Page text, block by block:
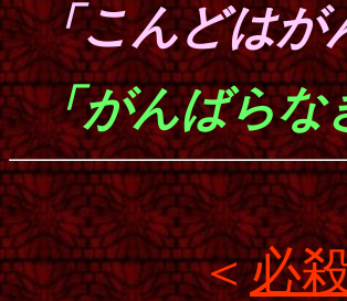
「こんどは
「がんばらな
＜必